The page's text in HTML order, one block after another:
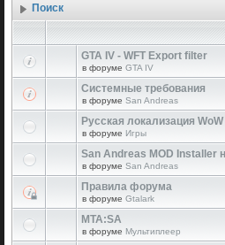
Поиск
GTA IV - WFT Export filter
в форуме GTA IV
Системные требования
в форуме San Andreas
Русская локализация WoW
в форуме Игры
San Andreas MOD Installer
в форуме San Andreas
Правила форума
в форуме Gtalark
MTA:SA
в форуме Мультиплеер